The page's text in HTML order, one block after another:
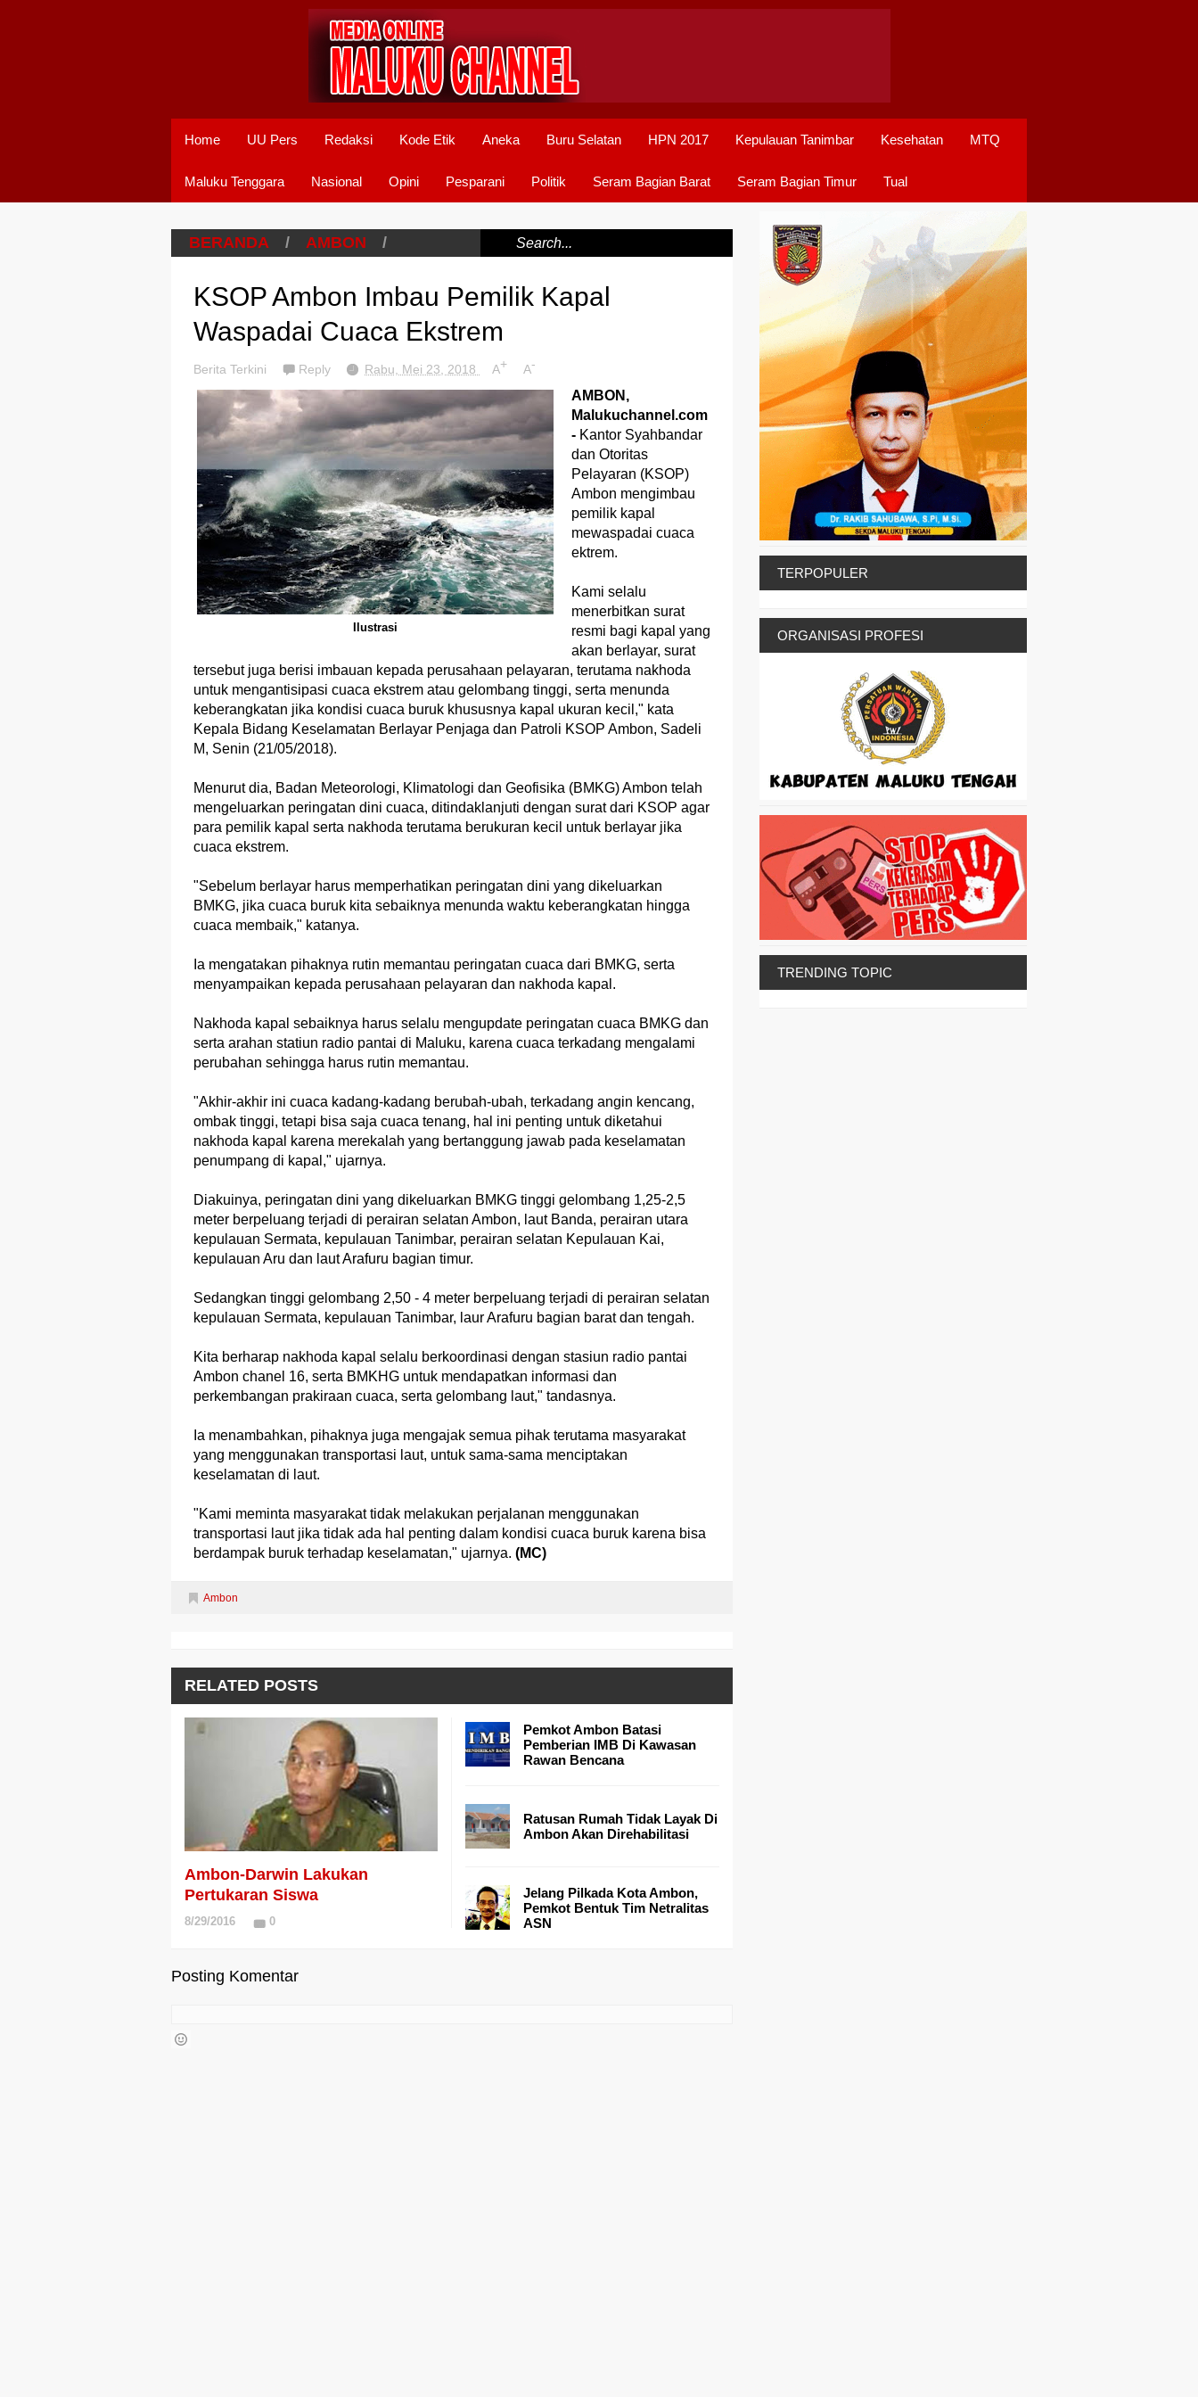
Home UU Pers Redaksi Kode Etik Aneka Buru Selatan HPN 2017 Kepulauan Tanimbar Kesehatan MTQ
Maluku Tenggara Nasional Opini Pesparani Politik Seram Bagian Barat Seram Bagian Timur Tual
BERANDA / AMBON /
KSOP Ambon Imbau Pemilik Kapal
Waspadai Cuaca Ekstrem
Berita Terkini Reply Rabu, Mei 23, 2018 A+ A-
Ilustrasi
AMBON,
Malukuchannel.com
- Kantor Syahbandar
dan Otoritas
Pelayaran (KSOP)
Ambon mengimbau
pemilik kapal
mewaspadai cuaca
ektrem.
Kami selalu
menerbitkan surat
resmi bagi kapal yang
akan berlayar, surat
tersebut juga berisi imbauan kepada perusahaan pelayaran, terutama nakhoda
untuk mengantisipasi cuaca ekstrem atau gelombang tinggi, serta menunda
keberangkatan jika kondisi cuaca buruk khususnya kapal ukuran kecil," kata
Kepala Bidang Keselamatan Berlayar Penjaga dan Patroli KSOP Ambon, Sadeli
M, Senin (21/05/2018).
Menurut dia, Badan Meteorologi, Klimatologi dan Geofisika (BMKG) Ambon telah
mengeluarkan peringatan dini cuaca, ditindaklanjuti dengan surat dari KSOP agar
para pemilik kapal serta nakhoda terutama berukuran kecil untuk berlayar jika
cuaca ekstrem.
"Sebelum berlayar harus memperhatikan peringatan dini yang dikeluarkan
BMKG, jika cuaca buruk kita sebaiknya menunda waktu keberangkatan hingga
cuaca membaik," katanya.
Ia mengatakan pihaknya rutin memantau peringatan cuaca dari BMKG, serta
menyampaikan kepada perusahaan pelayaran dan nakhoda kapal.
Nakhoda kapal sebaiknya harus selalu mengupdate peringatan cuaca BMKG dan
serta arahan statiun radio pantai di Maluku, karena cuaca terkadang mengalami
perubahan sehingga harus rutin memantau.
"Akhir-akhir ini cuaca kadang-kadang berubah-ubah, terkadang angin kencang,
ombak tinggi, tetapi bisa saja cuaca tenang, hal ini penting untuk diketahui
nakhoda kapal karena merekalah yang bertanggung jawab pada keselamatan
penumpang di kapal," ujarnya.
Diakuinya, peringatan dini yang dikeluarkan BMKG tinggi gelombang 1,25-2,5
meter berpeluang terjadi di perairan selatan Ambon, laut Banda, perairan utara
kepulauan Sermata, kepulauan Tanimbar, perairan selatan Kepulauan Kai,
kepulauan Aru dan laut Arafuru bagian timur.
Sedangkan tinggi gelombang 2,50 - 4 meter berpeluang terjadi di perairan selatan
kepulauan Sermata, kepulauan Tanimbar, laur Arafuru bagian barat dan tengah.
Kita berharap nakhoda kapal selalu berkoordinasi dengan stasiun radio pantai
Ambon chanel 16, serta BMKHG untuk mendapatkan informasi dan
perkembangan prakiraan cuaca, serta gelombang laut," tandasnya.
Ia menambahkan, pihaknya juga mengajak semua pihak terutama masyarakat
yang menggunakan transportasi laut, untuk sama-sama menciptakan
keselamatan di laut.
"Kami meminta masyarakat tidak melakukan perjalanan menggunakan
transportasi laut jika tidak ada hal penting dalam kondisi cuaca buruk karena bisa
berdampak buruk terhadap keselamatan," ujarnya. (MC)
Ambon
RELATED POSTS
Ambon-Darwin Lakukan
Pertukaran Siswa
8/29/2016 0
Pemkot Ambon Batasi
Pemberian IMB Di Kawasan
Rawan Bencana
Ratusan Rumah Tidak Layak Di
Ambon Akan Direhabilitasi
Jelang Pilkada Kota Ambon,
Pemkot Bentuk Tim Netralitas
ASN
Posting Komentar
TERPOPULER
ORGANISASI PROFESI
TRENDING TOPIC